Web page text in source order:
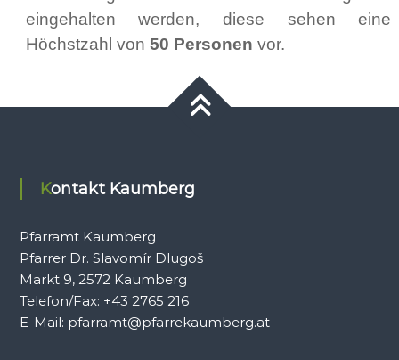
eingehalten werden, diese sehen eine
Höchstzahl von 50 Personen vor.
Kontakt Kaumberg
Pfarramt Kaumberg
Pfarrer Dr. Slavomír Dlugoš
Markt 9, 2572 Kaumberg
Telefon/Fax: +43 2765 216
E-Mail: pfarramt@pfarrekaumberg.at